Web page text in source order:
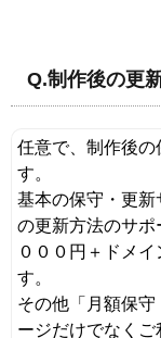
Q.制作後の更
任意で、制作後の
す。
基本の保守・更
の更新方法のサポ
０００円＋ドメ
す。
その他「月額保
ージだけでなく